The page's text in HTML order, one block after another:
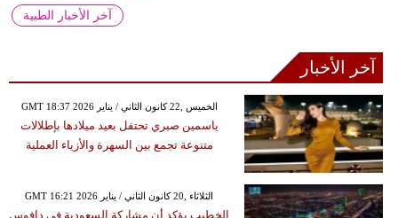
آخر الأخبار الطبية
آخر الأخبار
GMT 18:37 2026 الخميس ,22 كانون الثاني / يناير
ياسمين صبري تحتفل بعيد ميلادها بإطلالات
متنوعة تجمع بين السهرة والأزياء العملية
GMT 16:21 2026 الثلاثاء ,20 كانون الثاني / يناير
الخطيب يؤكد أن مشاركة السعودية في دافوس